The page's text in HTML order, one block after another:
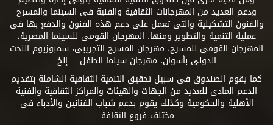
ودعم العديد من المهرجانات الثقافية والفنية فى السينما والمسرح
والفنون التشكيلية والتى تعمل على دعم هذه الفنون والدفع بها فى
عملية التنمية والتطوير ومنها: المهرجان القومى للسينما المصرية،
المهرجان القومى للمسرح، مهرجان المسرح التجريبى، سمبوزيوم النحت
الدولى بأسوان، مهرجان سينما الطفل.....إلخ
كما يقوم الصندوق فى سبيل تحقيق التنمية الثقافية الشاملة بتقديم
الدعم المادى للعديد من الجهات والهيئات والمراكز الثقافية والفنية
الأهلية والحكومية وكذلك يقوم بدعم شباب الفنانين والأدباء فى
مختلف فروع الثقافة.